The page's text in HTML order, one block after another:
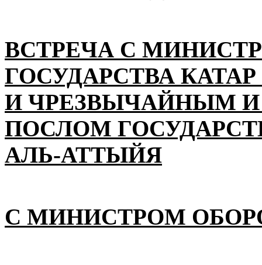
ВСТРЕЧА С
ГОСУДАРСТВА
И ЧРЕЗВЫЧАЙНЫМ
ПОСЛОМ
АЛЬ-АТТЫЙЯ
С МИНИСТРОМ